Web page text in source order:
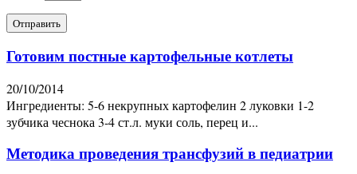
Готовим постные картофельные котлеты
20/10/2014
Ингредиенты: 5-6 некрупных картофелин 2 луковки 1-2
зубчика чеснока 3-4 ст.л. муки соль, перец и...
Методика проведения трансфузий в педиатрии